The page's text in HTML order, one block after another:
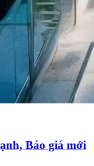
Báo giá mới